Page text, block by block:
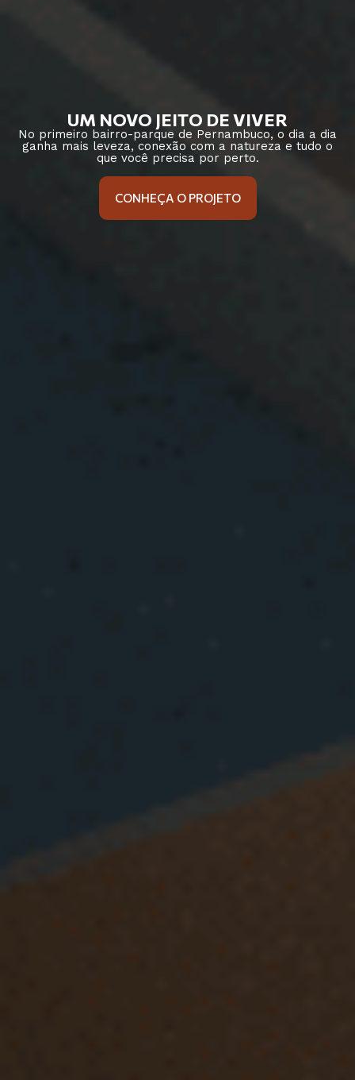
UM NOVO JEITO DE VIVER
No primeiro bairro-parque de Pernambuco, o dia a dia
ganha mais leveza, conexão com a natureza e tudo o
que você precisa por perto.
CONHEÇA O PROJETO